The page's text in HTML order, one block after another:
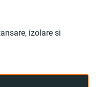
izolare si